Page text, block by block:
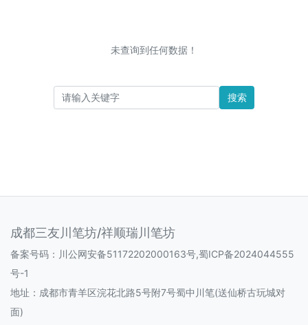
未查询到任何数据！
搜索
成都三友川笔坊/祥顺瑞川笔坊
备案号码： 川公网安备51172202000163号,蜀ICP备2024044555
号-1
地址：成都市青羊区浣花北路5号附7号蜀中川笔(送仙桥古玩城对
面)